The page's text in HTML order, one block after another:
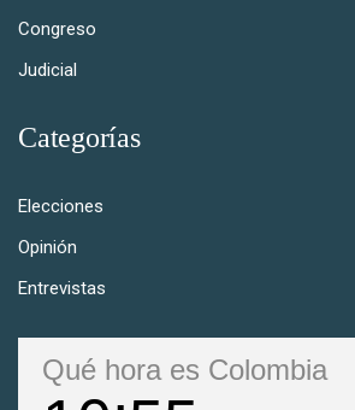
Congreso
Judicial
Categorías
Elecciones
Opinión
Entrevistas
Qué hora es Colombia